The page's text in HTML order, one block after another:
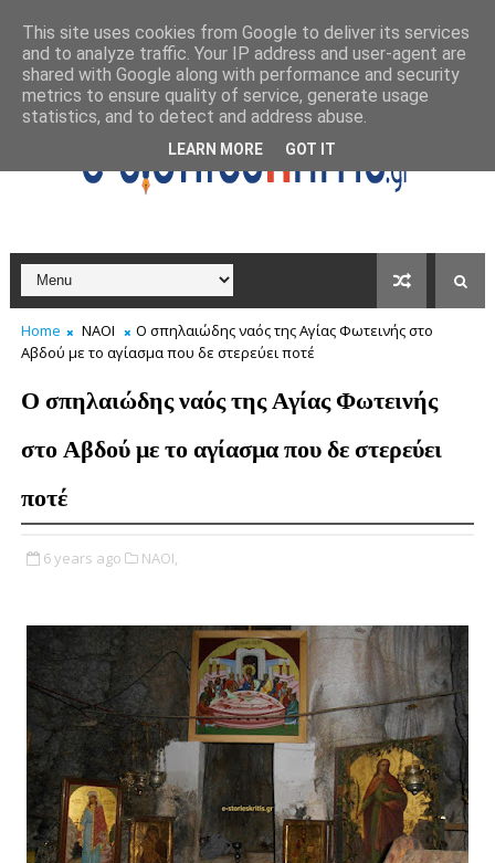
Home ΝΑΟΙ
Ο σπηλαιώδης ναός της Αγίας Φωτεινής στο
Αβδού με το αγίασμα που δε στερεύει ποτέ
Ο σπηλαιώδης ναός της Αγίας Φωτεινής
στο Αβδού με το αγίασμα που δε στερεύει
ποτέ
6 years ago ΝΑΟΙ,
This site uses cookies from Google to deliver its services
and to analyze traffic. Your IP address and user-agent are
shared with Google along with performance and security
metrics to ensure quality of service, generate usage
statistics, and to detect and address abuse.
LEARN MORE GOT IT